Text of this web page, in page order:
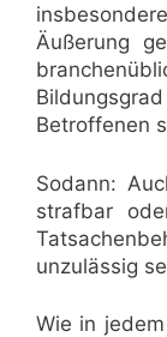
Äußerung
Betroffenen
Sodann:
strafbar
unzulässig
Wie in